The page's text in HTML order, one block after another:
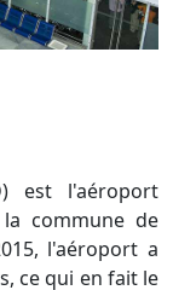
est l'aéroport
commune de
l'aéroport a
ce qui en fait le